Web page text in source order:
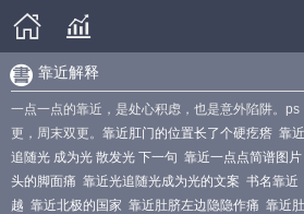
靠近解释
一点一点的靠近，是处心积虑，也是意外陷阱。ps
更，周末双更。 靠近肛门的位置长了个硬疙瘩 靠
追随光 成为光 散发光 下一句 靠近一点点简谱图片
头的脚面痛 靠近光追随光成为光的文案 书名靠近
越 靠近北极的国家 靠近肚脐左边隐隐作痛 靠近